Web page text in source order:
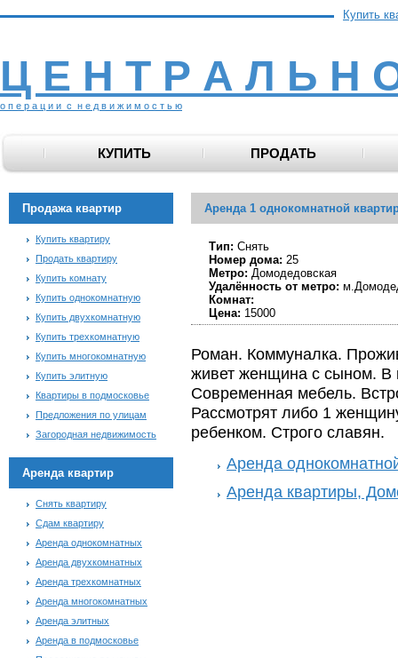
Купить
Ц Е Н Т Р А Л Ь Н
о п е р а ц и и с н е д в и ж и м о с т ь ю
КУПИТЬ ПРОДАТЬ
Продажа квартир
Купить квартиру
Продать квартиру
Купить комнату
Купить однокомнатную
Купить двухкомнатную
Купить трехкомнатную
Купить многокомнатную
Купить элитную
Квартиры в подмосковье
Предложения по улицам
Загородная недвижимость
Аренда квартир
Снять квартиру
Сдам квартиру
Аренда однокомнатных
Аренда двухкомнатных
Аренда трехкомнатных
Аренда многокомнатных
Аренда элитных
Аренда в подмосковье
Аренда 1 однокомнатной
Тип: Снять
Номер дома: 25
Метро: Домодедовская
Удалённость от метро:
Комнат:
Цена: 15000
Роман. Коммуналка.
живет женщина с сыном. В
Современная мебель.
Рассмотрят либо 1
ребенком. Строго славян.
Аренда
Аренда квартиры,